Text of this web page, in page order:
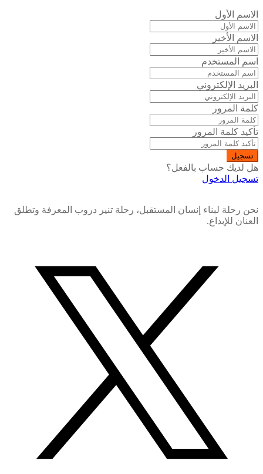
الاسم الأول
الاسم الأخير
اسم المستخدم
البريد الإلكتروني
كلمة المرور
تأكيد كلمة المرور
تسجيل
هل لديك حساب بالفعل؟
تسجيل الدخول
نحن رحلة لبناء إنسان المستقبل، رحلة تنير دروب المعرفة وتطلق
العنان للإبداع.